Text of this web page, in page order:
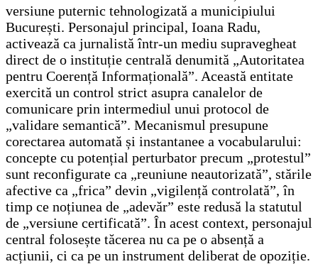
versiune puternic tehnologizată a municipiului
București. Personajul principal, Ioana Radu,
activează ca jurnalistă într-un mediu supravegheat
direct de o instituție centrală denumită „Autoritatea
pentru Coerență Informațională”. Această entitate
exercită un control strict asupra canalelor de
comunicare prin intermediul unui protocol de
„validare semantică”. Mecanismul presupune
corectarea automată și instantanee a vocabularului:
concepte cu potențial perturbator precum „protestul”
sunt reconfigurate ca „reuniune neautorizată”, stările
afective ca „frica” devin „vigilență controlată”, în
timp ce noțiunea de „adevăr” este redusă la statutul
de „versiune certificată”. În acest context, personajul
central folosește tăcerea nu ca pe o absență a
acțiunii, ci ca pe un instrument deliberat de opoziție.